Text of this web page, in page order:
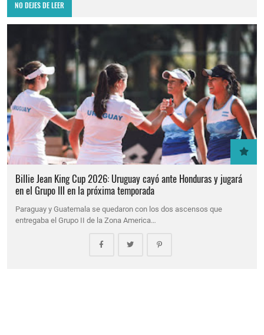
NO DEJES DE LEER
Billie Jean King Cup 2026: Uruguay cayó ante Honduras y jugará
en el Grupo III en la próxima temporada
Paraguay y Guatemala se quedaron con los dos ascensos que
entregaba el Grupo II de la Zona America…